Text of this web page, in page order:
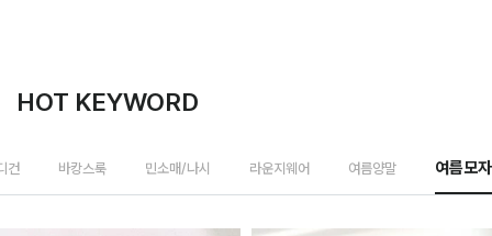
HOT KEYWORD
가디건 바캉스룩 민소매/나시 라운지웨어 여름양말 여